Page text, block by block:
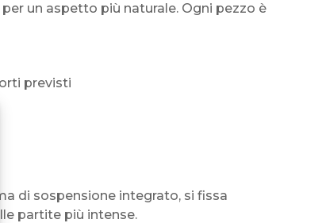
un aspetto più naturale. Ogni pezzo è
previsti
di sospensione integrato, si fissa
partite più intense.